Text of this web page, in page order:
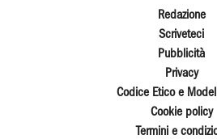
Redazione
Scriveteci
Pubblicità
Privacy
Codice Etico e
Cookie policy
Termini e